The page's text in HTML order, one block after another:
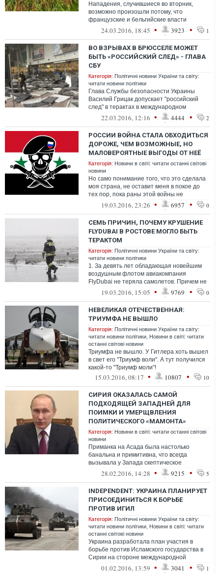
Нападения, случившиеся во вторник,
возможно произошли потому, что
французские и бельгийские власти
вплотную приблизились к разыскиваемым
членам ячейки...
24.03.2016, 18:45 • 3923 • 1
ВО ВЗРЫВАХ В БРЮССЕЛЕ МОЖЕТ
БЫТЬ «РОССИЙСКИЙ СЛЕД» - ГЛАВА
СБУ
Категорія: Політичні новини України та світу:
читати новини політики
Глава Службы безопасности Украины
Василий Грицак допускает "российский
след" в терактах в международном
аэропорту Брюсселя (Бельгия) и в
брюссельском ...
22.03.2016, 12:16 • 4444 • 2
РОССИИ ВОЙНА СТАЛА ОБХОДИТЬСЯ
ДОРОЖЕ, ЧЕМ ВОЗМОЖНЫЕ, НО
МАЛОВЕРОЯТНЫЕ ВЫГОДЫ ОТ НЕЁ
Категорія: Новини в світі: читати останні світові
новини
Но само понимание того, что это сделала
моя страна, не оставит меня в покое до
тех пор, пока раны этой войны не
затянутся окончательно. Пока наши дейс...
19.03.2016, 23:26 • 6957 • 0
СЕМЬ ПРИЧИН, ПОЧЕМУ КРУШЕНИЕ
FLYDUBAI В РОСТОВЕ МОГЛО БЫТЬ
ТЕРАКТОМ
Категорія: Політичні новини України та світу:
читати новини політики
1. За девять лет обладающая новейшим
воздушным флотом авиакомпания
FlyDubai не теряла самолетов. Причем не
просто «таким образом», а вообще -
19.03.2016, 15:05 • 9769 • 0
НЕВЕЛИКАЯ ОТЕЧЕСТВЕННАЯ:
ТРИУМФА НЕ ВЫШЛО
Категорія: Політичні новини України та світу:
читати новини політики Новини в світі: читати
останні світові новини
Триумфа не вышло. У Гитлера хоть вышел
в свет его "Триумф воли". А тут получился
какой-то "Триумф моли"!
15.03.2016, 08:17 • 10807 • 10
СИРИЯ ОКАЗАЛАСЬ САМОЙ
ПОДХОДЯЩЕЙ ЗАПАДНЕЙ ДЛЯ
ПОИМКИ И УМЕРЩВЛЕНИЯ
ПОЛИТИЧЕСКОГО «МАМОНТА»
Категорія: Новини в світі: читати останні світові
новини
Приманка на Асада была настолько
банальна и примитивна, что всегда
вызывала у Запада скептическое
отношение к возможной поимке на нее
28.02.2016, 14:28 • 9215 • 5
INDEPENDENT: УКРАИНА ПЛАНИРУЕТ
ПРИСОЕДИНИТЬСЯ К БОРЬБЕ
ПРОТИВ ИГИЛ
Категорія: Політичні новини України та світу:
читати новини політики Новини в світі: читати
останні світові новини
Украина разработала план участия в
борьбе против Исламского государства в
Сирии на стороне международной
коалиции, возглавляемой США, в котором
01.02.2016, 13:59 • 3041 • 1